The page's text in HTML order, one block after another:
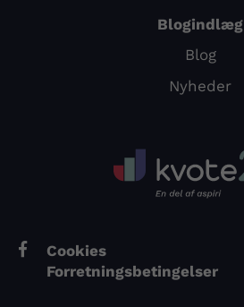
Blogindlæg
Blog
Nyheder
Cookies
Forretningsbetingelser